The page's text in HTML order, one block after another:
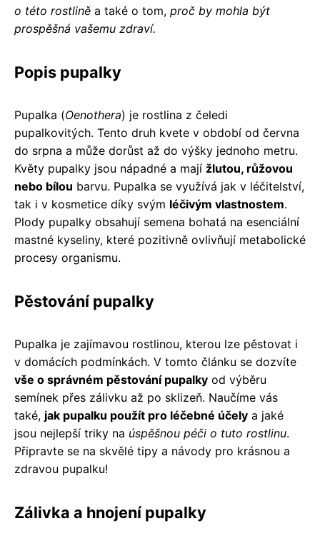
o této rostlině a také o tom, proč by mohla být
prospěšná vašemu zdraví.
Popis pupalky
Pupalka (Oenothera) je rostlina z čeledi
pupalkovitých. Tento druh kvete v období od června
do srpna a může dorůst až do výšky jednoho metru.
Květy pupalky jsou nápadné a mají žlutou, růžovou
nebo bílou barvu. Pupalka se využívá jak v léčitelství,
tak i v kosmetice díky svým léčivým vlastnostem.
Plody pupalky obsahují semena bohatá na esenciální
mastné kyseliny, které pozitivně ovlivňují metabolické
procesy organismu.
Pěstování pupalky
Pupalka je zajímavou rostlinou, kterou lze pěstovat i
v domácích podmínkách. V tomto článku se dozvíte
vše o správném pěstování pupalky od výběru
semínek přes zálivku až po sklizeň. Naučíme vás
také, jak pupalku použít pro léčebné účely a jaké
jsou nejlepší triky na úspěšnou péči o tuto rostlinu.
Připravte se na skvělé tipy a návody pro krásnou a
zdravou pupalku!
Zálivka a hnojení pupalky